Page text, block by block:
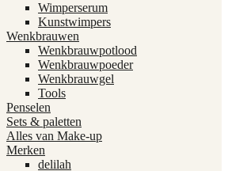
Wimperserum
Kunstwimpers
Wenkbrauwen
Wenkbrauwpotlood
Wenkbrauwpoeder
Wenkbrauwgel
Tools
Penselen
Sets & paletten
Alles van Make-up
Merken
delilah